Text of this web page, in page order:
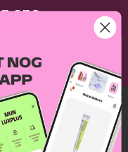
ons
in vergelijking